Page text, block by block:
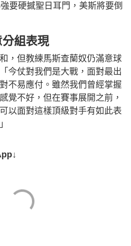
要硬撼聖日耳門，美斯將要倒
組表現
，但教練馬斯查蘭奴仍滿意球
今仗對我們是大戰，面對最出
不易應付。雖然我們曾經掌握
覺不好，但在賽事展開之前，
以面對這樣頂級對手有如此表